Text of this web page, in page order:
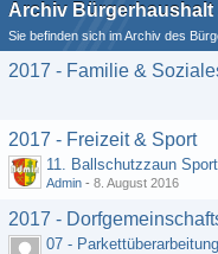
Archiv Bürgerhaushalt
Sie befinden sich im Archiv des
2017 - Familie &
2017 - Freizeit & Sport
11. Ballschutzzaun
Admin - 8. August 2016
2017 -